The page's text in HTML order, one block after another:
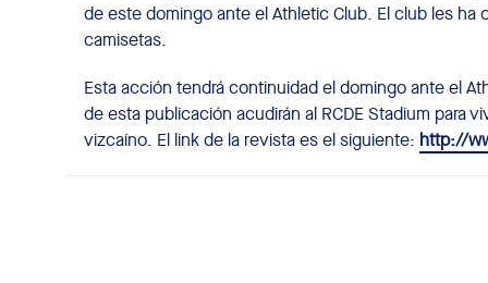
de este domingo ante el Athletic Club. El club les ha
camisetas.
Esta acción tendrá continuidad el domingo ante el
de esta publicación acudirán al RCDE Stadium para
vizcaíno. El link de la revista es el siguiente: http://